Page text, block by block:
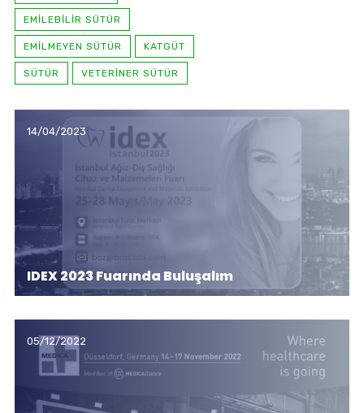
EMILEBILIR SÜTÜR
EMILMEYEN SÜTÜR KATGÜT
SÜTÜR VETERINER SÜTÜR
14/04/2023
IDEX 2023 Fuarında Buluşalım
05/12/2022